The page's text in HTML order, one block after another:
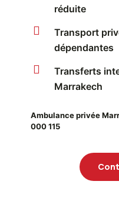
réduite
Transport
dépendantes
Transferts
Marrakech
Ambulance privée
000 115